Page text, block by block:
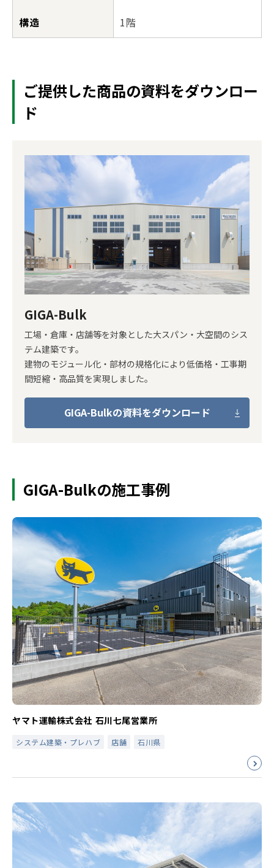
構造 1階
ご提供した商品の資料をダウンロー
ド
GIGA-Bulk
工場・倉庫・店舗等を対象とした大スパン・大空間のシス
テム建築です。
建物のモジュール化・部材の規格化により低価格・工事期
間短縮・高品質を実現しました。
GIGA-Bulkの資料をダウンロード
GIGA-Bulkの施工事例
ヤマト運輸株式会社 石川七尾営業所
システム建築・プレハブ 店舗 石川県